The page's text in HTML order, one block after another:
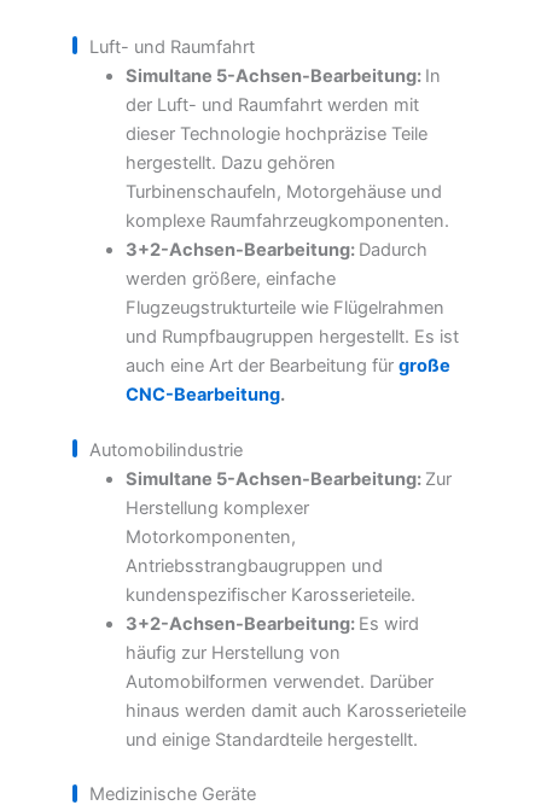
Luft- und Raumfahrt
Simultane 5-Achsen-Bearbeitung: In
der Luft- und Raumfahrt werden mit
dieser Technologie hochpräzise Teile
hergestellt. Dazu gehören
Turbinenschaufeln, Motorgehäuse und
komplexe Raumfahrzeugkomponenten.
3+2-Achsen-Bearbeitung: Dadurch
werden größere, einfache
Flugzeugstrukturteile wie Flügelrahmen
und Rumpfbaugruppen hergestellt. Es ist
auch eine Art der Bearbeitung für große
CNC-Bearbeitung.
Automobilindustrie
Simultane 5-Achsen-Bearbeitung: Zur
Herstellung komplexer
Motorkomponenten,
Antriebsstrangbaugruppen und
kundenspezifischer Karosserieteile.
3+2-Achsen-Bearbeitung: Es wird
häufig zur Herstellung von
Automobilformen verwendet. Darüber
hinaus werden damit auch Karosserieteile
und einige Standardteile hergestellt.
Medizinische Geräte